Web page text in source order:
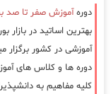
دورهآموزش صفر تا صد
بهترین اساتید در
آموزشی در کشور برگزار
دوره ها و کلاس های
کلیه مفاهیم به